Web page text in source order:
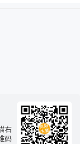
右
码